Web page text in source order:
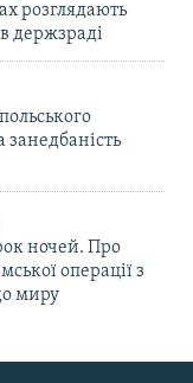
розглядають
держзраді
занедбаність
ночей. Про
операції з
миру